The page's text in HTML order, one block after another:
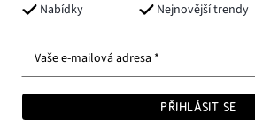
Nabídky
Nejnovější trendy
Vaše e-mailová adresa *
PŘIHLÁSIT SE